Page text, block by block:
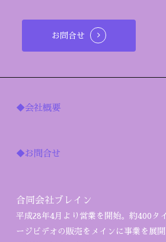
お問合せ
◆会社概要
◆お問合せ
合同会社ブレイン
平成28年4月より営業を開始。約400タ
ージビデオの販売をメインに事業を展